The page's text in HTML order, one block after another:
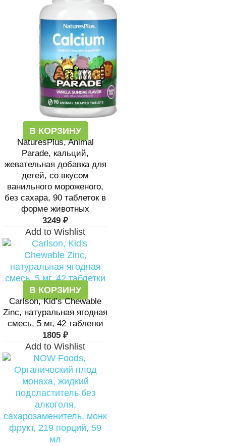
В КОРЗИНУ
NaturesPlus, Animal
Parade, кальций,
жевательная добавка для
детей, со вкусом
ванильного мороженого,
без сахара, 90 таблеток в
форме животных
3249 ₽
Add to Wishlist
В КОРЗИНУ
Carlson, Kid’s Chewable
Zinc, натуральная ягодная
смесь, 5 мг, 42 таблетки
1805 ₽
Add to Wishlist